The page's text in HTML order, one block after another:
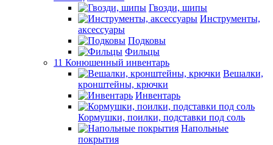
Гвозди, шипы
Инструменты,
аксессуары
Подковы
Фильцы
11 Конюшенный инвентарь
Вешалки,
кронштейны, крючки
Инвентарь
Кормушки, поилки, подставки под соль
Напольные
покрытия